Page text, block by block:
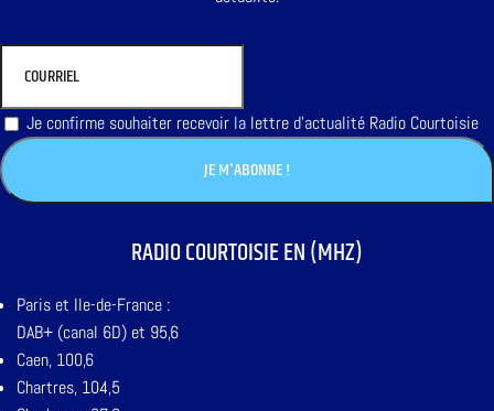
Je confirme souhaiter recevoir la lettre d'actualité Radio Courtoisie
RADIO COURTOISIE EN (MHZ)
Paris et Ile-de-France :
DAB+ (canal 6D) et 95,6
Caen, 100,6
Chartres, 104,5